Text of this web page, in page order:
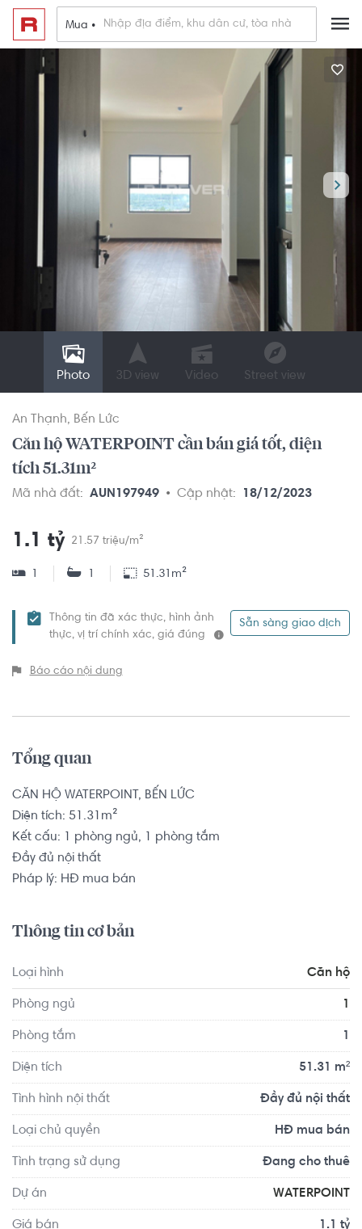
Mua •
Photo 3D view Video Street view
An Thạnh Bến Lức
Căn hộ WATERPOINT cần bán giá tốt, diện
tích 51.31m²
Mã nhà đất: AUN197949 Cập nhật: 18/12/2023
1.1 tỷ 21.57 triệu/m²
1 1 51.31m²
Thông tin đã xác thực, hình ảnh
thực, vị trí chính xác, giá đúng
Sẵn sàng giao dịch
Báo cáo nội dung
Tổng quan
CĂN HỘ WATERPOINT, BẾN LỨC
Diện tích: 51.31m²
Kết cấu: 1 phòng ngủ, 1 phòng tắm
Đầy đủ nội thất
Pháp lý: HĐ mua bán
Thông tin cơ bản
Loại hình Căn hộ
Phòng ngủ 1
Phòng tắm 1
Diện tích 51.31 m²
Tình hình nội thất Đầy đủ nội thất
Loại chủ quyền HĐ mua bán
Tình trạng sử dụng Đang cho thuê
Dự án WATERPOINT
Giá bán 1.1 tỷ